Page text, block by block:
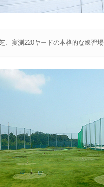
、実測220ヤードの本格的な練習場